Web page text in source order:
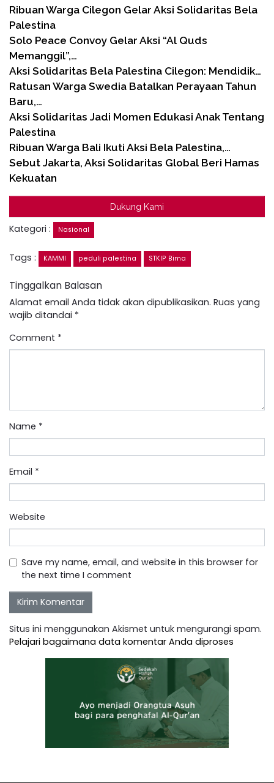
Ribuan Warga Cilegon Gelar Aksi Solidaritas Bela
Palestina
Solo Peace Convoy Gelar Aksi “Al Quds
Memanggil”,…
Aksi Solidaritas Bela Palestina Cilegon: Mendidik…
Ratusan Warga Swedia Batalkan Perayaan Tahun
Baru,…
Aksi Solidaritas Jadi Momen Edukasi Anak Tentang
Palestina
Ribuan Warga Bali Ikuti Aksi Bela Palestina,…
Sebut Jakarta, Aksi Solidaritas Global Beri Hamas
Kekuatan
Dukung Kami
Kategori : Nasional
Tags : KAMMI peduli palestina STKIP Bima
Tinggalkan Balasan
Alamat email Anda tidak akan dipublikasikan. Ruas yang
wajib ditandai *
Comment *
Name *
Email *
Website
Save my name, email, and website in this browser for
the next time I comment
Situs ini menggunakan Akismet untuk mengurangi spam.
Pelajari bagaimana data komentar Anda diproses